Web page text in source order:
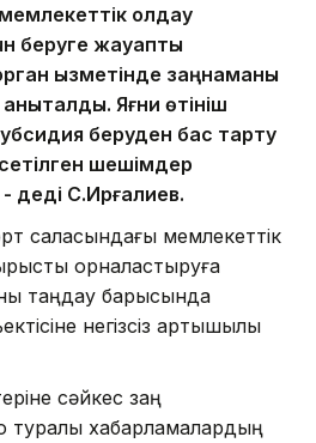
қолдау
беруге жауапты
қызметінде заңнаманы
анықталды. Яғни өтініш
беруден бас тарту
шешімдер
деді С.Ирғалиев.
саласындағы мемлекеттік
орналастыруға
таңдау барысында
негізсіз артықшылық
сәйкес заң
туралы хабарламалардың